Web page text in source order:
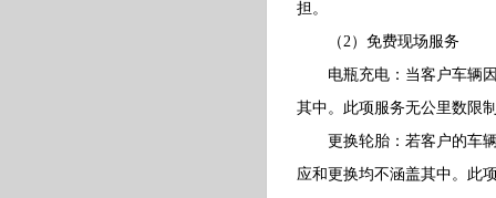
担。
（2）免费现场服务
电瓶充电：当客户车辆因
其中。此项服务无公里数限
更换轮胎：若客户的车辆
应和更换均不涵盖其中。此